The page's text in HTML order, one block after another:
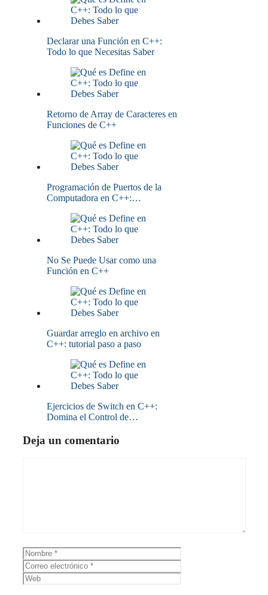
Declarar una Función en C++:
Todo lo que Necesitas Saber
Retorno de Array de Caracteres en
Funciones de C++
Programación de Puertos de la
Computadora en C++:…
No Se Puede Usar como una
Función en C++
Guardar arreglo en archivo en
C++: tutorial paso a paso
Ejercicios de Switch en C++:
Domina el Control de…
Deja un comentario
Nombre
Correo
electrónico
Web